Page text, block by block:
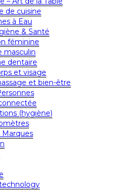
de cuisine
à Eau
& Santé
féminine
masculin
dentaire
et visage
et bien-être
(hygiène)
Marques